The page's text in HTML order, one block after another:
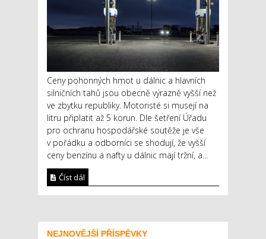
Ceny pohonných hmot u dálnic a hlavních
silničních tahů jsou obecně výrazně vyšší než
ve zbytku republiky. Motoristé si musejí na
litru připlatit až 5 korun. Dle šetření Úřadu
pro ochranu hospodářské soutěže je vše
v pořádku a odborníci se shodují, že vyšší
ceny benzínu a nafty u dálnic mají tržní, a...
Číst dál
NEJNOVĚJŠÍ PŘÍSPĚVKY